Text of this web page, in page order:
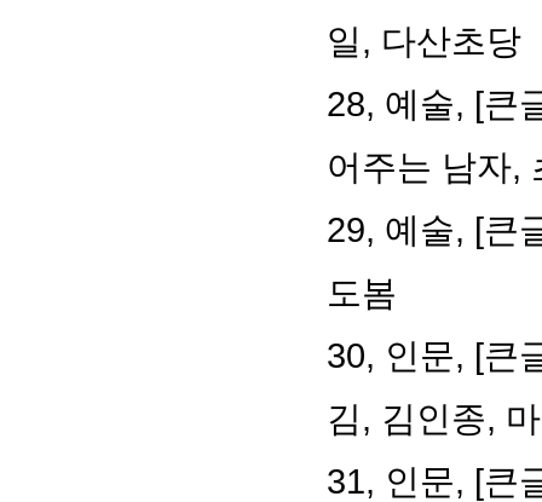
일, 다산초당
28, 예술, [큰
어주는 남자,
29, 예술, [큰
도봄
30, 인문, [큰
김, 김인종,
31, 인문, [큰